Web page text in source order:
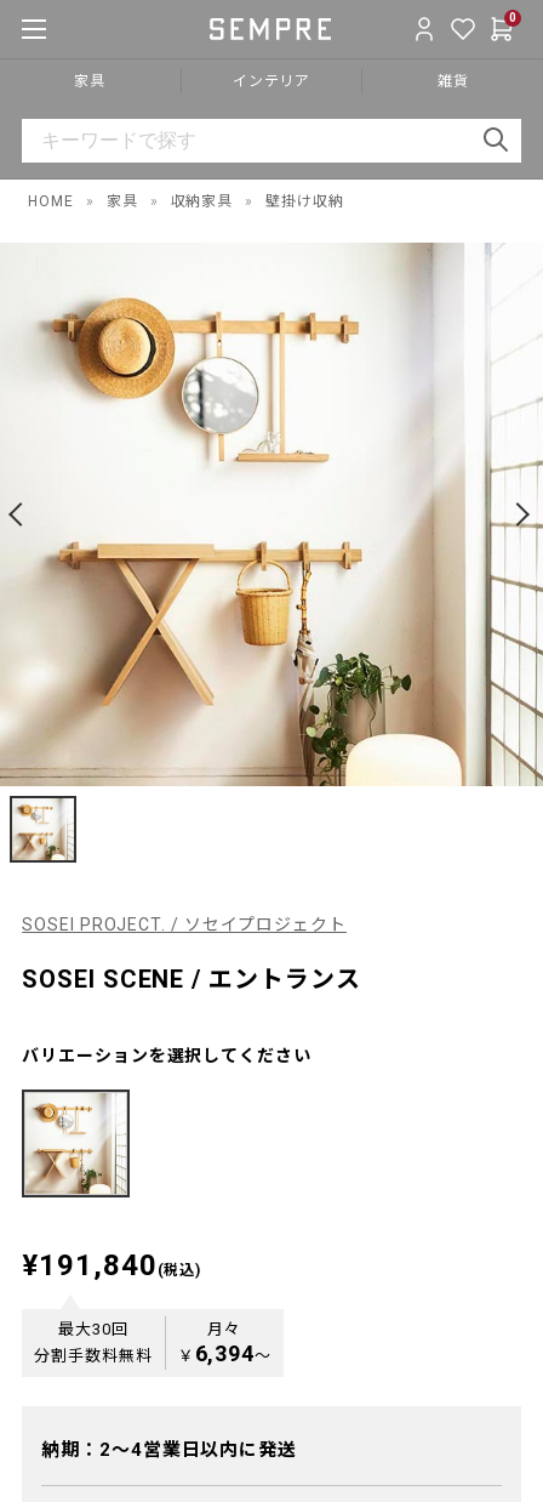
0
家具 インテリア 雑貨
HOME » 家具 » 収納家具 » 壁掛け収納
SOSEI PROJECT. / ソセイプロジェクト
SOSEI SCENE / エントランス
バリエーションを選択してください
¥191,840 (税込)
最大30回
分割手数料無料
月々
￥ 6,394〜
納期：2～4営業日以内に発送